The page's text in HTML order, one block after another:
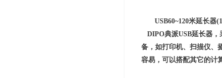
USB60~120米延长器
DIPO典派USB延长器，
备，如打印机、扫描仪、
容易，可以搭配其它的计